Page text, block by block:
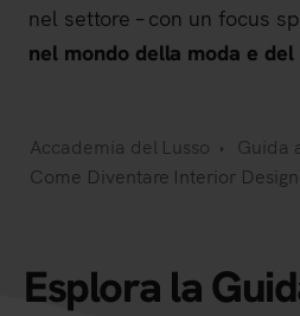
nel settore – con un focus
nel mondo della moda e
Accademia del Lusso
Guida
Come Diventare Interior
Esplora la